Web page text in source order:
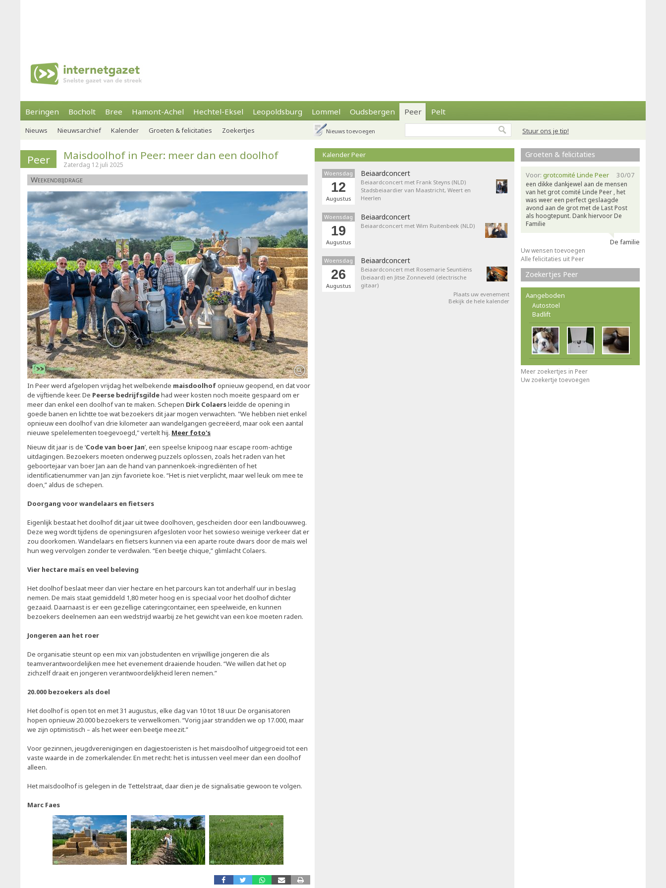
Beringen Bocholt Bree Hamont-Achel Hechtel-Eksel Leopoldsburg Lommel Oudsbergen Peer Pelt
Stuur ons je tip!
Nieuws Nieuwsarchief Kalender Groeten & felicitaties Zoekertjes Nieuws toevoegen
Peer Maisdoolhof in Peer: meer dan een doolhof
Zaterdag 12 juli 2025
Weekendbijdrage
In Peer werd afgelopen vrijdag het welbekende maisdoolhofopnieuw geopend, en dat voor
de vijftiende keer. De Peerse bedrijfsgildehad weer kosten noch moeite gespaard om er
meer dan enkel een doolhof van te maken. Schepen Dirk Colaersleidde de opening in
goede banen en lichtte toe wat bezoekers dit jaar mogen verwachten. "We hebben niet enkel
opnieuw een doolhof van drie kilometer aan wandelgangen gecreëerd, maar ook een aantal
nieuwe spelelementen toegevoegd," vertelt hij. Meer foto's
Nieuw dit jaar is de ‘Code van boer Jan’, een speelse knipoog naar escape room-achtige
uitdagingen. Bezoekers moeten onderweg puzzels oplossen, zoals het raden van het
geboortejaar van boer Jan aan de hand van pannenkoek-ingrediënten of het
identificatienummer van Jan zijn favoriete koe. “Het is niet verplicht, maar wel leuk om mee te
doen,” aldus de schepen.
Doorgang voor wandelaars en fietsers
Eigenlijk bestaat het doolhof dit jaar uit twee doolhoven, gescheiden door een landbouwweg.
Deze weg wordt tijdens de openingsuren afgesloten voor het sowieso weinige verkeer dat er
zou doorkomen. Wandelaars en fietsers kunnen via een aparte route dwars door de maïs wel
hun weg vervolgen zonder te verdwalen. “Een beetje chique,” glimlacht Colaers.
Vier hectare maïs en veel beleving
Het doolhof beslaat meer dan vier hectare en het parcours kan tot anderhalf uur in beslag
nemen. De maïs staat gemiddeld 1,80 meter hoog en is speciaal voor het doolhof dichter
gezaaid. Daarnaast is er een gezellige cateringcontainer, een speelweide, en kunnen
bezoekers deelnemen aan een wedstrijd waarbij ze het gewicht van een koe moeten raden.
Jongeren aan het roer
De organisatie steunt op een mix van jobstudenten en vrijwillige jongeren die als
teamverantwoordelijken mee het evenement draaiende houden. “We willen dat het op
zichzelf draait en jongeren verantwoordelijkheid leren nemen.”
20.000 bezoekers als doel
Het doolhof is open tot en met 31 augustus, elke dag van 10 tot 18 uur. De organisatoren
hopen opnieuw 20.000 bezoekers te verwelkomen. “Vorig jaar strandden we op 17.000, maar
we zijn optimistisch – als het weer een beetje meezit.”
Voor gezinnen, jeugdverenigingen en dagjestoeristen is het maisdoolhof uitgegroeid tot een
vaste waarde in de zomerkalender. En met recht: het is intussen veel meer dan een doolhof
alleen.
Het maïsdoolhof is gelegen in de Tettelstraat, daar dien je de signalisatie gewoon te volgen.
Marc Faes
Kalender Peer
Woensdag
12
Augustus
Beiaardconcert
Beiaardconcert met Frank Steyns (NLD)
Stadsbeiaardier van Maastricht, Weert en
Heerlen
Woensdag
19
Augustus
Beiaardconcert
Beiaardconcert met Wim Ruitenbeek (NLD)
Woensdag
26
Augustus
Beiaardconcert
Beiaardconcert met Rosemarie Seuntiëns
(beiaard) en Jitse Zonneveld (electrische
gitaar)
Plaats uw evenement
Bekijk de hele kalender
Groeten & felicitaties
30/07
Voor: grotcomité Linde Peer
een dikke dankjewel aan de mensen
van het grot comité Linde Peer , het
was weer een perfect geslaagde
avond aan de grot met de Last Post
als hoogtepunt. Dank hiervoor De
Familie
De familie
Uw wensen toevoegen
Alle felicitaties uit Peer
Zoekertjes Peer
Aangeboden
Autostoel
Badlift
Meer zoekertjes in Peer
Uw zoekertje toevoegen